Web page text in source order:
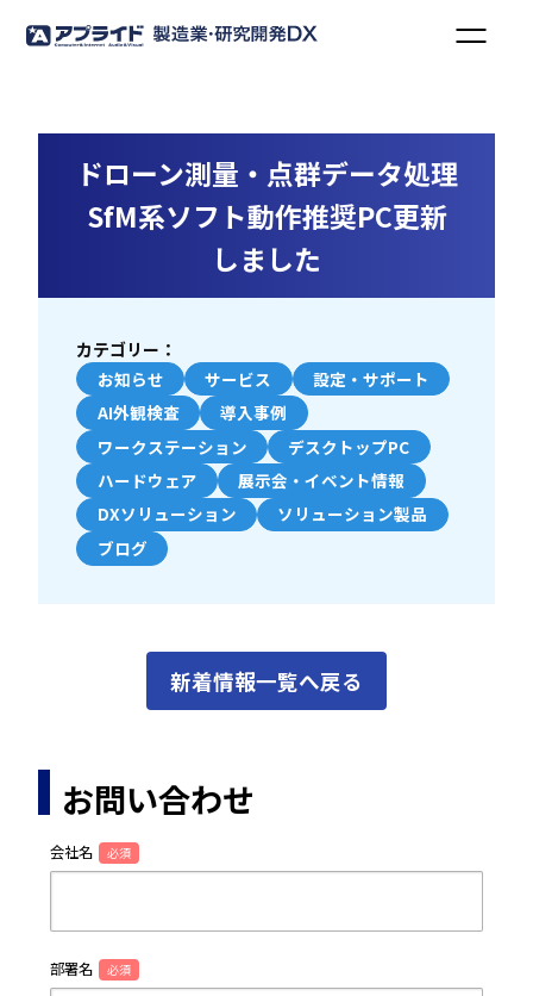
ドローン測量・点群データ処理
SfM系ソフト動作推奨PC更新
しました
カテゴリー：
お知らせ
サービス
設定・サポート
AI外観検査
導入事例
ワークステーション
デスクトップPC
ハードウェア
展示会・イベント情報
DXソリューション
ソリューション製品
ブログ
新着情報一覧へ戻る
お問い合わせ
会社名 必須
部署名 必須